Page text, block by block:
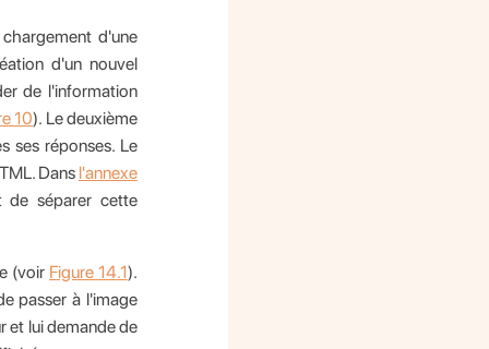
d'une
d'un nouvel
de l'information
10). Le deuxième
ses réponses. Le
Dans l'annexe
de séparer cette
(voir Figure 14.1).
passer à l'image
et lui demande de